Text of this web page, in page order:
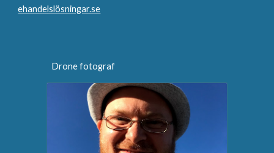
ehandelslösningar.se
Drone fotograf